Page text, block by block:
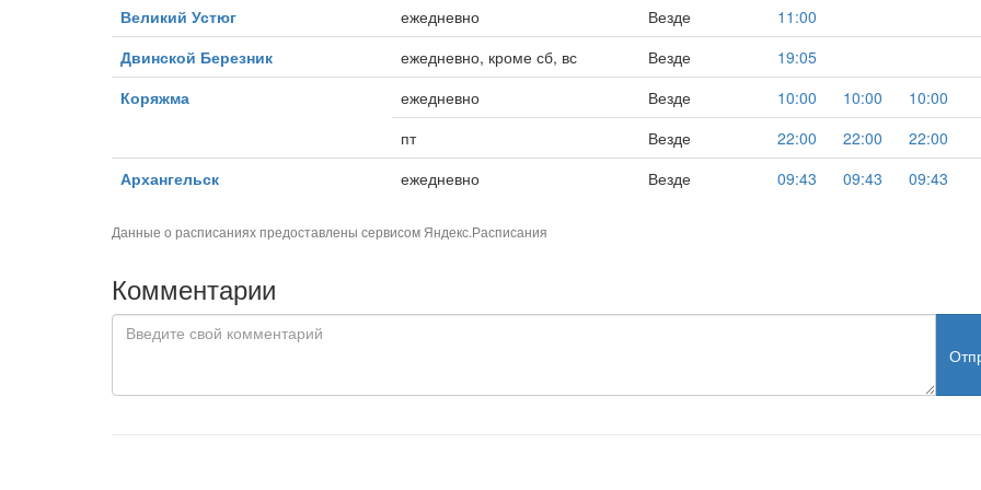
Великий Устюг
ежедневно Везде
11:00
Двинской Березник
ежедневно, кроме сб, вс Везде
19:05
Коряжма
ежедневно Везде 10:00 10:00
10:00
пт
Везде 22:00 22:00
22:00
Архангельск
ежедневно Везде 09:43 09:43 09:43
Данные о расписаниях предоставлены сервисом Яндекс.Расписания
Комментарии